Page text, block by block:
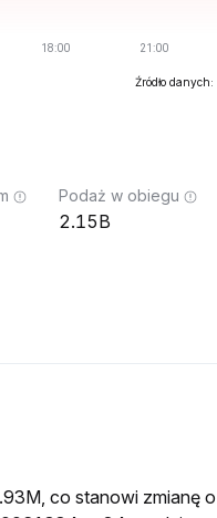
Źródło
Podaż w obiegu
2.15B
co stanowi zmianę o